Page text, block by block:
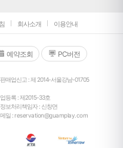
회사소개 이용안내
예약조회 PC버전
매업신고 : 제 2014-서울강남-01705
등록 : 제2015-33호
보처리책임자 : 신창면
일 :reservation@guamplay.com